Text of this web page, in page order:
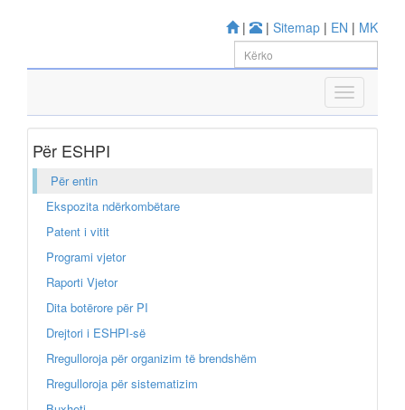
| | Sitemap | EN | MK
Për ESHPI
Për entin
Ekspozita ndërkombëtare
Patent i vitit
Programi vjetor
Raporti Vjetor
Dita botërore për PI
Drejtori i ESHPI-së
Rregulloroja për organizim të brendshëm
Rregulloroja për sistematizim